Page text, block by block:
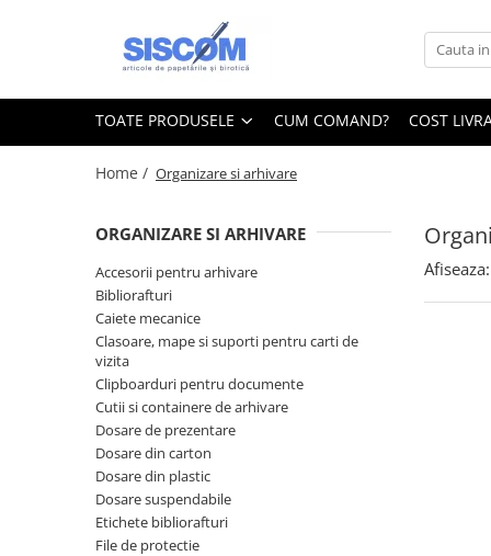
Toate Produsele
Accesorii pentru birou
Agrafe si clipsuri
Benzi adezive si dispensere pentru
Buzunare, folii autoadezive si
Capsatoare si decapsatoare
Cuttere, rezerve si cutite pentru
corespondenta
Elastice, buretiere, lupe
Lipici si alti adezivi
Perforatoare de birou si
profesionale
TOATE PRODUSELE CUM COMAND? COST
Home / Organizare si arhivare
ORGANIZARE SI ARHIVARE
Accesorii pentru arhivare
Bibliorafturi
Caiete mecanice
Clasoare, mape si suporti pentru carti de
vizita
Clipboarduri pentru documente
Cutii si containere de arhivare
Dosare de prezentare
Dosare din carton
Dosare din plastic
Dosare suspendabile
Etichete bibliorafturi
File de protectie
Afiseaza: